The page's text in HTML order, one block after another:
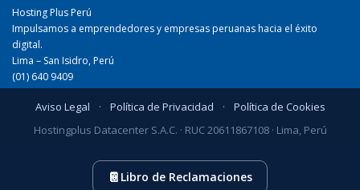
Hosting Plus Perú
Impulsamos a emprendedores y empresas peruanas hacia el éxito
digital.
Lima – San Isidro, Perú
(01) 640 9409
Aviso Legal · Política de Privacidad ·
Política de Cookies
Hostingplus Datacenter S.A.C. · RUC 20611867108 · Lima, Perú
📔 Libro de Reclamaciones